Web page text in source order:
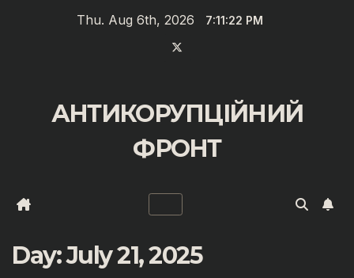
Thu. Aug 6th, 2026 7:11:22 PM
АНТИКОРУПЦІЙНИЙ
ФРОНТ
Day:July 21, 2025